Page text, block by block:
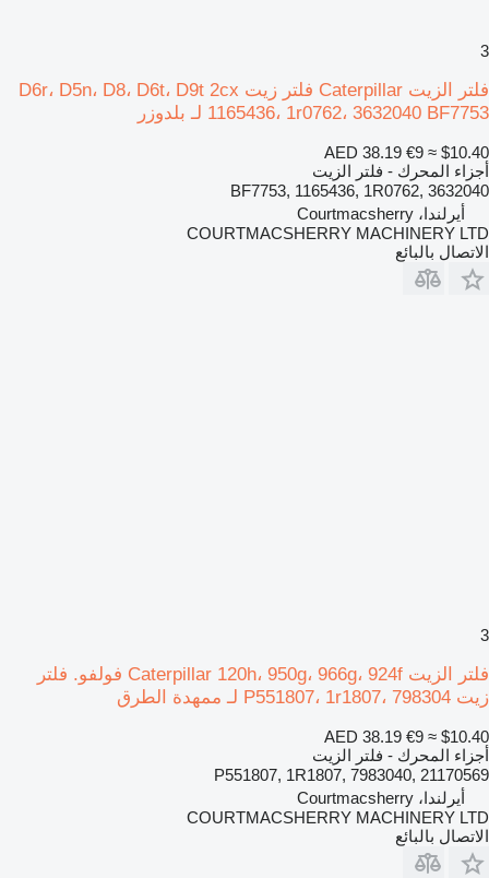
3
فلتر الزيت Caterpillar فلتر زيت D6r، D5n، D8، D6t، D9t 2cx
1165436، 1r0762، 3632040 BF7753 لـ بلدوزر
AED 38.19 €9 ≈ $10.40
أجزاء المحرك - فلتر الزيت
BF7753, 1165436, 1R0762, 3632040
أيرلندا، Courtmacsherry
COURTMACSHERRY MACHINERY LTD
الاتصال بالبائع
3
فلتر الزيت Caterpillar 120h، 950g، 966g، 924f فولفو. فلتر
زيت P551807، 1r1807، 798304 لـ ممهدة الطرق
AED 38.19 €9 ≈ $10.40
أجزاء المحرك - فلتر الزيت
P551807, 1R1807, 7983040, 21170569
أيرلندا، Courtmacsherry
COURTMACSHERRY MACHINERY LTD
الاتصال بالبائع